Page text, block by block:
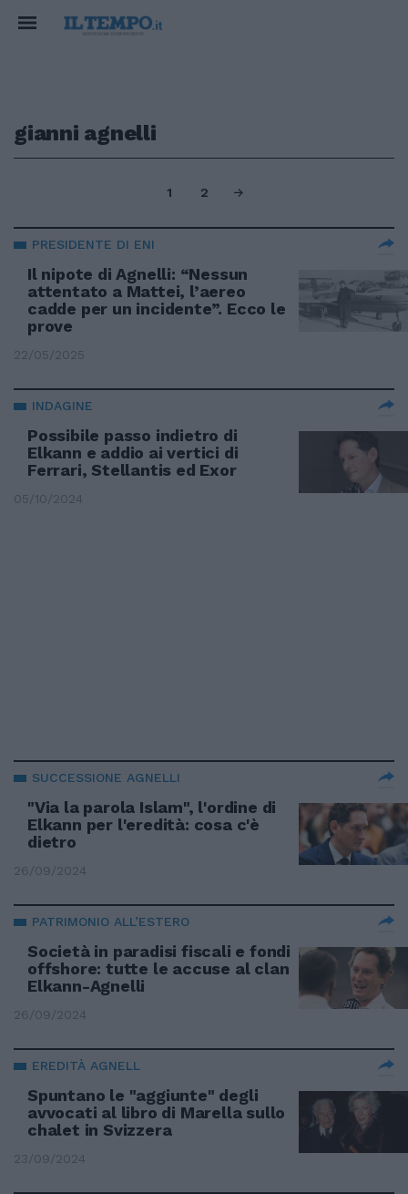
gianni agnelli
1 2
PRESIDENTE DI ENI
Il nipote di Agnelli: “Nessun
attentato a Mattei, l’aereo
cadde per un incidente”. Ecco le
prove
22/05/2025
INDAGINE
Possibile passo indietro di
Elkann e addio ai vertici di
Ferrari, Stellantis ed Exor
05/10/2024
SUCCESSIONE AGNELLI
"Via la parola Islam", l'ordine di
Elkann per l'eredità: cosa c'è
dietro
26/09/2024
PATRIMONIO ALL’ESTERO
Società in paradisi fiscali e fondi
offshore: tutte le accuse al clan
Elkann-Agnelli
26/09/2024
EREDITÀ AGNELL
Spuntano le "aggiunte" degli
avvocati al libro di Marella sullo
chalet in Svizzera
23/09/2024